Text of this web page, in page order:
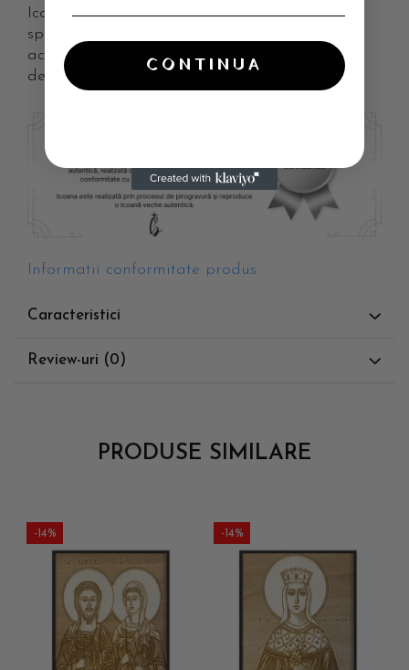
Icoana se ambaleaza folosind materiale
speciale care previn umezirea si deterioarea
acesteia, asigurand astfel transportul in
deplina siguranta.
Informatii conformitate produs
Caracteristici
Review-uri (0)
PRODUSE SIMILARE
-14% -14%
CONTINUA